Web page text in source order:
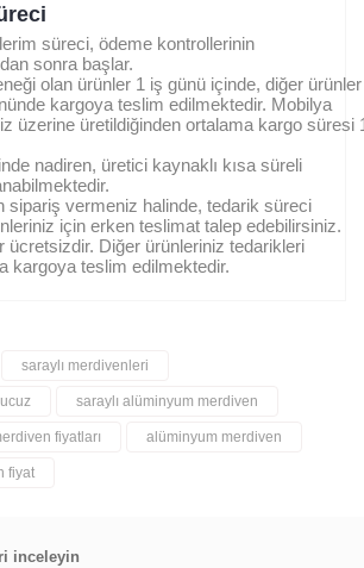
süreci, ödeme kontrollerinin
sonra başlar.
olan ürünler 1 iş günü içinde, diğer ürünler
kargoya teslim edilmektedir. Mobilya
üzerine üretildiğinden ortalama kargo süresi
nadiren, üretici kaynaklı kısa süreli
sipariş vermeniz halinde, tedarik süreci
için erken teslimat talep edebilirsiniz.
ücretsizdir. Diğer ürünleriniz tedarikleri
kargoya teslim edilmektedir.
Bu ürüne ilk yorumu siz yapın!
Yorum Yaz
saraylı merdivenleri
saraylı alüminyum merdiven
fiyatları alüminyum merdiven
fiyat
inceleyin